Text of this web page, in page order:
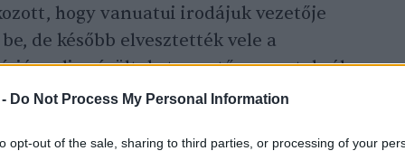
Do Not Process My Personal Information
opt-out of the sale, sharing to third parties, or processing of your
hogy vanuatui irodájuk vezetője
de később elvesztették vele a
pedig sérülteket mentő csoportokról